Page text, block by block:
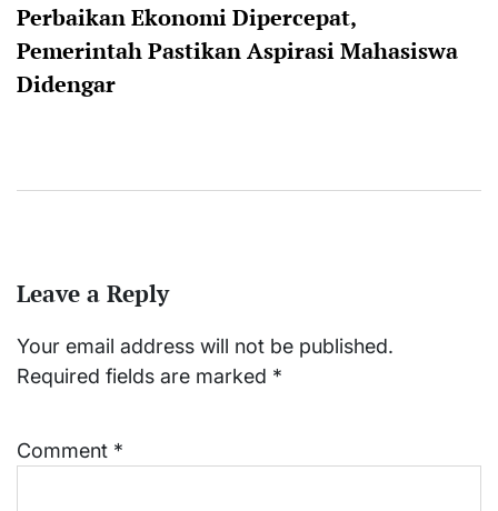
Perbaikan Ekonomi Dipercepat,
Pemerintah Pastikan Aspirasi Mahasiswa
Didengar
Leave a Reply
Your email address will not be published.
Required fields are marked *
Comment *